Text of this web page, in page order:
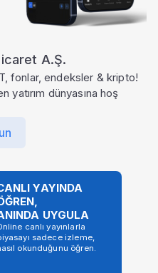
A.Ş.
fonlar, endeksler & kripto!
yatırım dünyasına hoş
YAYINDA
UYGULA
canlı yayınlarla
sadece izleme,
okunduğunu öğren.